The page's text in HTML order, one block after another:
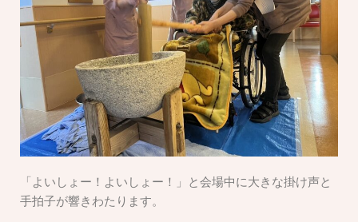
「よいしょー！よいしょー！」と会場中に大きな掛け声と
手拍子が響きわたります。